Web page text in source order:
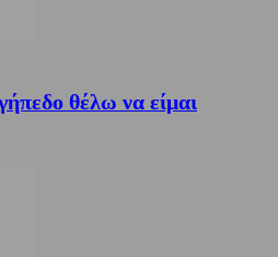
θέλω να είμαι